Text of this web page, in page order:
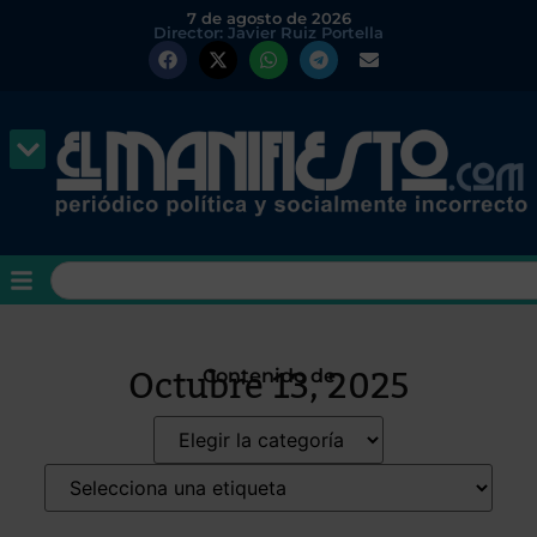
7 de agosto de 2026
Director: Javier Ruiz Portella
Contenido de
Octubre 13, 2025